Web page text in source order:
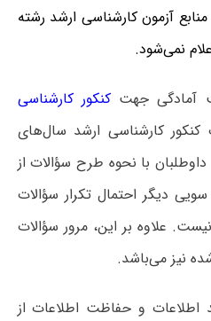
آزمون کارشناسی ارشد رشته
نمی‌شود.
آمادگی جهتکنکور کارشناسی
کنکور کارشناسی ارشد سال‌های
با نحوه طرح سؤالات از
دیگر احتمال تکرار سؤالات
علاوه بر این، مرور سؤالات
نیز می‌باشد.
اطلاعات و حفاظت اطلاعات از